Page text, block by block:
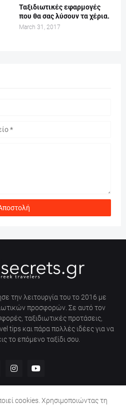
Ταξιδιωτικές εφαρμογές
που θα σας λύσουν τα χέρια.
March 31, 2017
την λειτουργία του το 2016 με
προσφορών. Σε αυτό τον
ταξιδιωτικές προτάσεις,
tips και πάρα πολλές ιδέες για να
το επόμενο ταξίδι σου.
cookies. Χρησιμοποιώντας τη